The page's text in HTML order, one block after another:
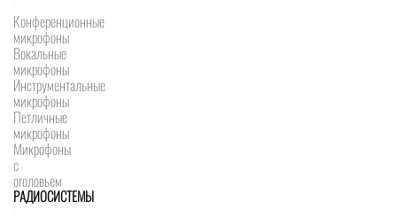
Конференционные
микрофоны
Вокальные
микрофоны
Инструментальные
микрофоны
Петличные
микрофоны
Микрофоны
с
оголовьем
РАДИОСИСТЕМЫ